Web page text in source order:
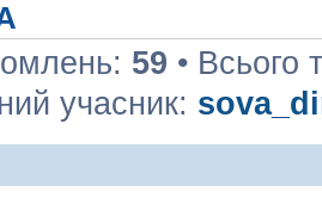
59 • Всього
учасник: